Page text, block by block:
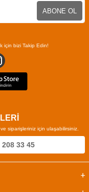
ABONE OL
için bizi Takip Edin!
siparişleriniz için ulaşabilirsiniz.
33 45